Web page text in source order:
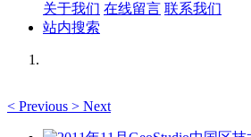
关于我们 在线留言 联系我们
站内搜索
< Previous > Next